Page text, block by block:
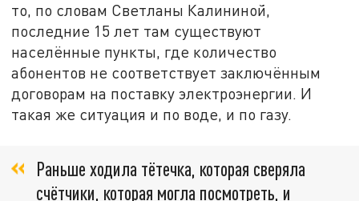
то, по словам Светланы Калининой,
последние 15 лет там существуют
населённые пункты, где количество
абонентов не соответствует заключённым
договорам на поставку электроэнергии. И
такая же ситуация и по воде, и по газу.
Раньше ходила тётечка, которая сверяла
счётчики, которая могла посмотреть, и